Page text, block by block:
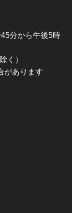
分から午後5時
く）
があります